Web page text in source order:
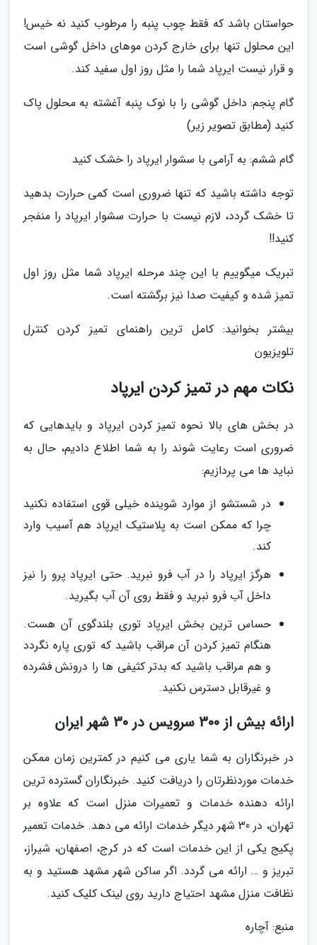
حواستان باشد که فقط چوب پنبه را مرطوب کنید نه خیس!
این محلول تنها برای خارج کردن موهای داخل گوشی است
و قرار نیست ایرپاد شما را مثل روز اول سفید کند.
گام پنجم: داخل گوشی را با نوک پنبه آغشته به محلول پاک
کنید (مطابق تصویر زیر)
گام ششم: به آرامی با سشوار ایرپاد را خشک کنید
توجه داشته باشید که تنها ضروری است کمی حرارت بدهید
تا خشک گردد، لازم نیست با حرارت سشوار ایرپاد را منفجر
کنید!!
تبریک میگوییم با این چند مرحله ایرپاد شما مثل روز اول
تمیز شده و کیفیت صدا نیز برگشته است.
بیشتر بخوانید: کامل ترین راهنمای تمیز کردن کنترل
تلویزیون
نکات مهم در تمیز کردن ایرپاد
در بخش های بالا نحوه تمیز کردن ایرپاد و بایدهایی که
ضروری است رعایت شوند را به شما اطلاع دادیم، حال به
نباید ها می پردازیم:
در شستشو از موارد شوینده خیلی قوی استفاده نکنید
چرا که ممکن است به پلاستیک ایرپاد هم آسیب وارد
کند.
هرگز ایرپاد را در آب فرو نبرید. حتی ایرپاد پرو را نیز
داخل آب فرو نبرید و فقط روی آن آب بگیرید.
حساس ترین بخش ایرپاد توری بلندگوی آن هست.
هنگام تمیز کردن آن مراقب باشید که توری پاره نگردد
و هم مراقب باشید که بدتر کثیفی ها را درونش فشرده
و غیرقابل دسترس نکنید.
ارائه بیش از 300 سرویس در 30 شهر ایران
در خبرنگاران به شما یاری می کنیم در کمترین زمان ممکن
خدمات موردنظرتان را دریافت کنید. خبرنگاران گسترده ترین
ارائه دهنده خدمات و تعمیرات منزل است که علاوه بر
تهران، در 30 شهر دیگر خدمات ارائه می دهد. خدمات تعمیر
پکیج یکی از این خدمات است که در کرج، اصفهان، شیراز،
تبریز و … ارائه می گردد. اگر ساکن شهر مشهد هستید و به
نظافت منزل مشهد احتیاج دارید روی لینک کلیک کنید.
منبع: آچاره